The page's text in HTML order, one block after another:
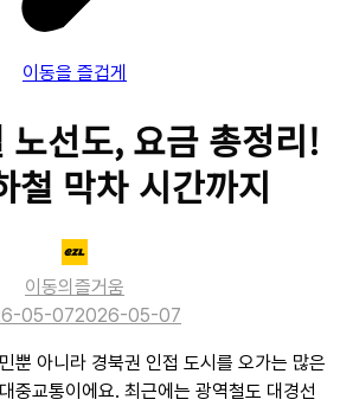
이동을 즐겁게
노선도, 요금 총정리!
철 막차 시간까지
이동의즐거움
05-072026-05-07
뿐 아니라 경북권 인접 도시를 오가는 많은
중교통이에요. 최근에는 광역철도 대경선